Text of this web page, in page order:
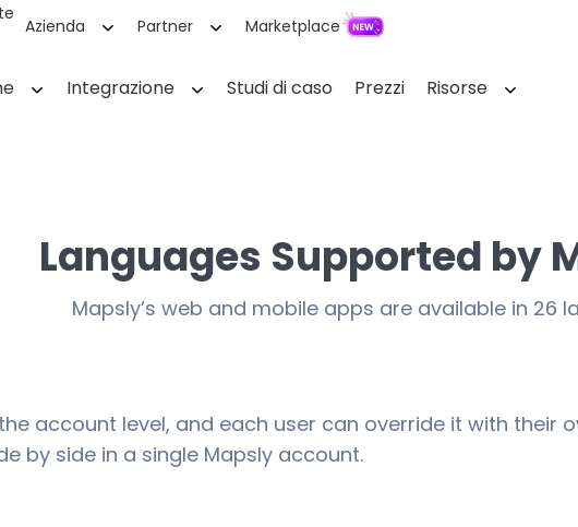
Azienda Partner Marketplace
Integrazione Studi di caso Prezzi Risorse
Languages Supported by
Mapsly’s web and mobile apps are available in 26
account level, and each user can override it with their
by side in a single Mapsly account.